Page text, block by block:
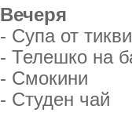
Вечеря
- Супа от
- Телешко на
- Смокини
- Студен чай